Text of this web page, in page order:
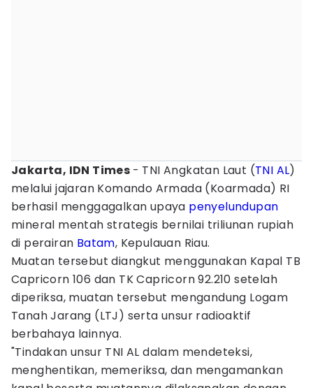
Jakarta, IDN Times - TNI Angkatan Laut (TNI AL)
melalui jajaran Komando Armada (Koarmada) RI
berhasil menggagalkan upaya penyelundupan
mineral mentah strategis bernilai triliunan rupiah
di perairan Batam, Kepulauan Riau.
Muatan tersebut diangkut menggunakan Kapal TB
Capricorn 106 dan TK Capricorn 92.210 setelah
diperiksa, muatan tersebut mengandung Logam
Tanah Jarang (LTJ) serta unsur radioaktif
berbahaya lainnya.
"Tindakan unsur TNI AL dalam mendeteksi,
menghentikan, memeriksa, dan mengamankan